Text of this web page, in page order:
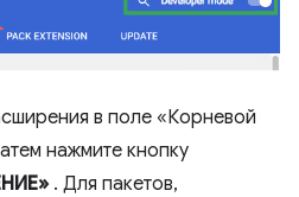
в поле «Корневой
нажмите кнопку
. Для пакетов,